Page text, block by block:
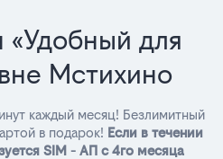
для
Мстихино
каждый месяц! Безлимитный
в подарок! Если в течении
SIM - АП с 4го месяца